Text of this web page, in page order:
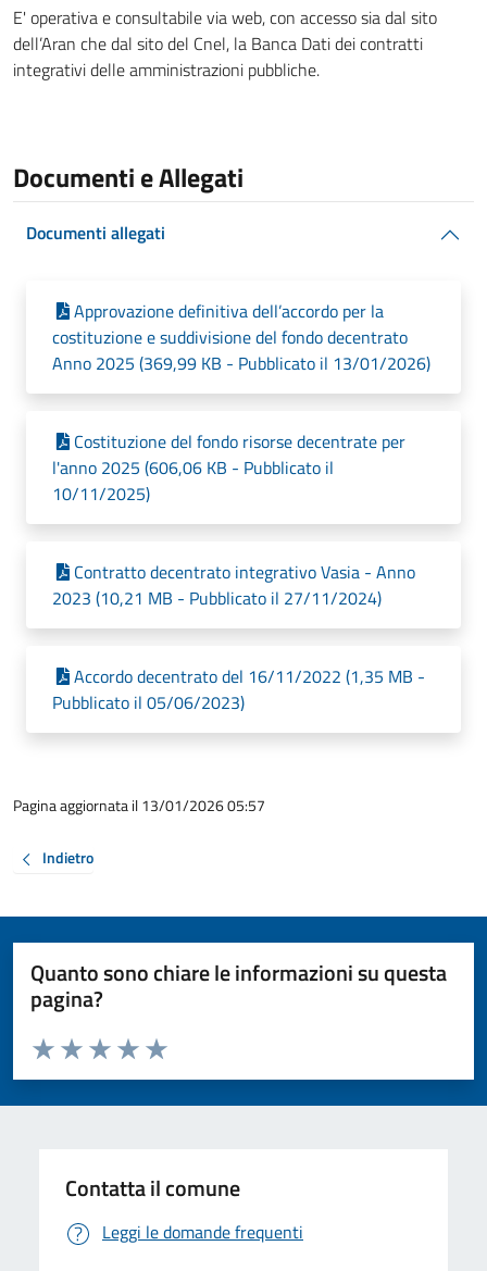
E' operativa e consultabile via web, con accesso sia dal sito
dell’Aran che dal sito del Cnel, la Banca Dati dei contratti
integrativi delle amministrazioni pubbliche.
Documenti e Allegati
Documenti allegati
Approvazione definitiva dell’accordo per la
costituzione e suddivisione del fondo decentrato
Anno 2025 (369,99 KB - Pubblicato il 13/01/2026)
Costituzione del fondo risorse decentrate per
l'anno 2025 (606,06 KB - Pubblicato il
10/11/2025)
Contratto decentrato integrativo Vasia - Anno
2023 (10,21 MB - Pubblicato il 27/11/2024)
Accordo decentrato del 16/11/2022 (1,35 MB -
Pubblicato il 05/06/2023)
Pagina aggiornata il 13/01/2026 05:57
Indietro
Quanto sono chiare le informazioni su questa
pagina?
Valuta da 1 a 5 stelle la pagina
Valuta 5 stelle su 5
Valuta 4 stelle su 5
Valuta 3 stelle su 5
Valuta 2 stelle su 5
Valuta 1 stelle su 5
Contatta il comune
Leggi le domande frequenti